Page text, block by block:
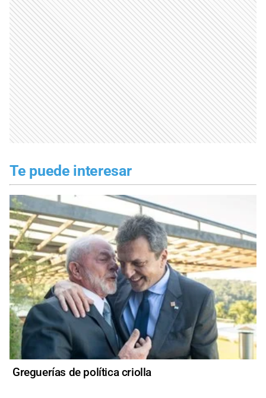
Te puede interesar
Greguerías de política criolla